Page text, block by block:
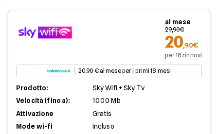
al mese
29,90€
20,90€
per 18 rinnovi
20.90 € al mese per i primi 18 mesi
Prodotto:
Sky Wifi + Sky Tv
Velocità (fino a):
1000 Mb
Attivazione
Gratis
Mode wi-fi
Incluso